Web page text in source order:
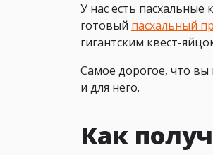
У нас есть пасхальные
готовый пасхальный
гигантским квест-
Самое дорогое, что
и для него.
Как